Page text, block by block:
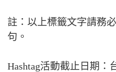
註：以上標籤文字請務
句。
Hashtag活動截止日期：